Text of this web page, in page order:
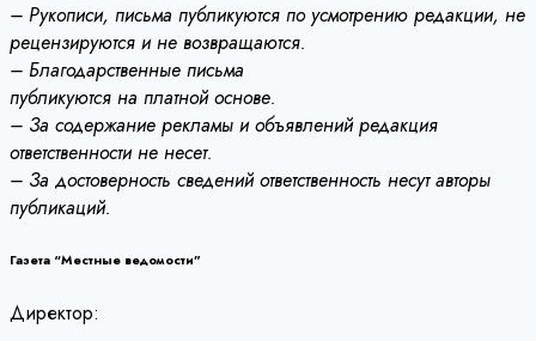
– Рукописи, письма публикуются по усмотрению редакции, не
рецензируются и не возвращаются.
– Благодарственные письма
публикуются на платной основе.
– За содержание рекламы и объявлений редакция
ответственности не несет.
– За достоверность сведений ответственность несут авторы
публикаций.
Газета “Местные ведомости”
Директор: